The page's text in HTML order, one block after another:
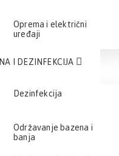
Oprema i električni
uređaji
I DEZINFEKCIJA
Dezinfekcija
Održavanje bazena i
banja